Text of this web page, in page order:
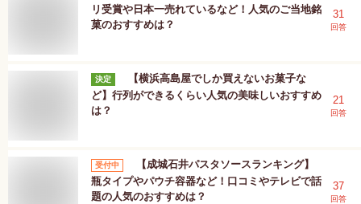
リ受賞や日本一売れているなど！人気のご当地銘
菓のおすすめは？
31
回答
決定
【横浜高島屋でしか買えないお菓子な
ど】行列ができるくらい人気の美味しいおすすめ
は？
21
回答
受付中
【成城石井パスタソースランキング】
瓶タイプやパウチ容器など！口コミやテレビで話
題の人気のおすすめは？
37
回答